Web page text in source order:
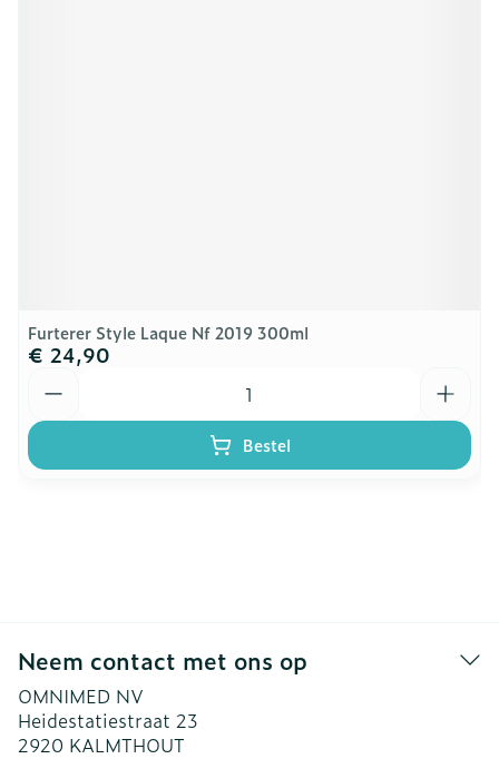
Furterer Style Laque Nf 2019 300ml
€ 24,90
Bestel
Neem contact met ons op
OMNIMED NV
Heidestatiestraat 23
2920 KALMTHOUT